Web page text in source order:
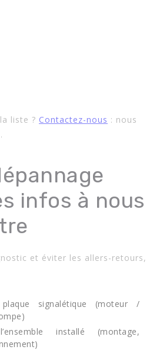
liste ? Contactez-nous : nous
infos à nous
et éviter les allers-retours,
signalétique (moteur /
installé (montage,